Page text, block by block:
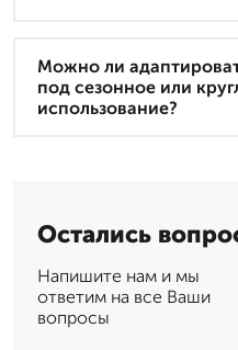
Можно ли
под сезонное или
использование?
Остались
Напишите нам и мы
ответим на все Ваши
вопросы